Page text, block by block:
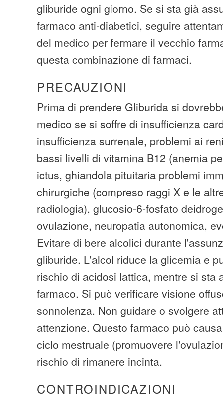
gliburide ogni giorno. Se si sta già
farmaco anti-diabetici, seguire
del medico per fermare il vecchio
questa combinazione di farmaci.
PRECAUZIONI
Prima di prendere Gliburida si
medico se si soffre di insufficienza
insufficienza surrenale, problemi ai
bassi livelli di vitamina B12 (anemia
ictus, ghiandola pituitaria problemi
chirurgiche (compreso raggi X e le
radiologia), glucosio-6-fosfato
ovulazione, neuropatia autonomica,
Evitare di bere alcolici durante
gliburide. L'alcol riduce la glicemia e
rischio di acidosi lattica, mentre si sta
farmaco. Si può verificare visione
sonnolenza. Non guidare o svolgere
attenzione. Questo farmaco può
ciclo mestruale (promuovere
rischio di rimanere incinta.
CONTROINDICAZIONI